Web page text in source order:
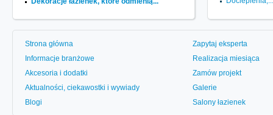
Strona główna
Informacje branżowe
Akcesoria i dodatki
Aktualności, ciekawostki i wywiady
Blogi
Zapytaj eksperta
Realizacja miesiąca
Zamów projekt
Galerie
Salony łazienek